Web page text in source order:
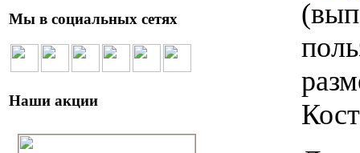
Мы в социальных сетях
Наши акции